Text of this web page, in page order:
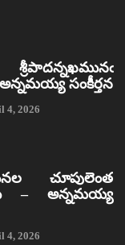
అన్నమయ్య సంకీర్తన
4, 2026
చూపులెంత
– అన్నమయ్య
4, 2026